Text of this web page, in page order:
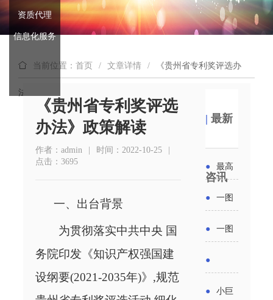
资质代理
信息化服务
当前位置：首页 / 文章详情 / 《贵州省专利奖评选办
法》政策解读
《贵州省专利奖评选
办法》政策解读
作者：admin | 时间：2022-10-25
|
点击：3695
一、出台背景
为贯彻落实中共中央 国
务院印发《知识产权强国建
设纲要(2021-2035年)》,规范
|最新
咨讯
● 最高
元！贵
州开展
2026年
● 一图
省科技
成果转
● 一图
●
● 小巨